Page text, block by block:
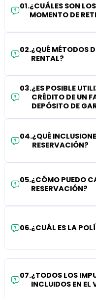
01.¿CUÁLES SON
MOMENTO DE
02.¿QUÉ MÉTODOS
RENTAL?
03.¿ES POSIBLE
CRÉDITO DE UN
DEPÓSITO DE
04.¿QUÉ
RESERVACIÓN?
05.¿CÓMO PUEDO
RESERVACIÓN?
06.¿CUÁL ES LA
07.¿TODOS LOS
INCLUIDOS EN EL